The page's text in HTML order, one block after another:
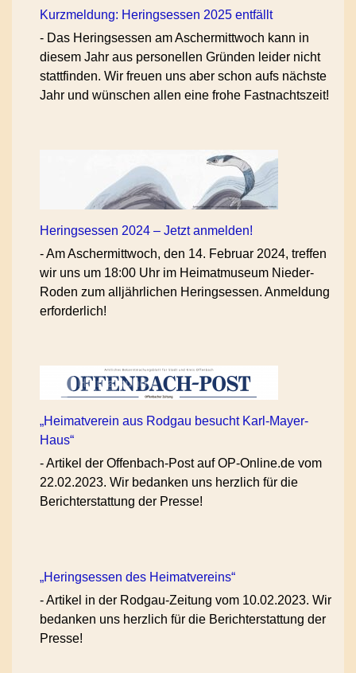
Kurzmeldung: Heringsessen 2025 entfällt
- Das Heringsessen am Aschermittwoch kann in
diesem Jahr aus personellen Gründen leider nicht
stattfinden. Wir freuen uns aber schon aufs nächste
Jahr und wünschen allen eine frohe Fastnachtszeit!
Heringsessen 2024 – Jetzt anmelden!
-Am Aschermittwoch, den 14. Februar 2024, treffen
wir uns um 18:00 Uhr im Heimatmuseum Nieder-
Roden zum alljährlichen Heringsessen. Anmeldung
erforderlich!
„Heimatverein aus Rodgau besucht Karl-Mayer-
Haus“
-Artikel der Offenbach-Post auf OP-Online.de vom
22.02.2023. Wir bedanken uns herzlich für die
Berichterstattung der Presse!
„Heringsessen des Heimatvereins“
-Artikel in der Rodgau-Zeitung vom 10.02.2023. Wir
bedanken uns herzlich für die Berichterstattung der
Presse!